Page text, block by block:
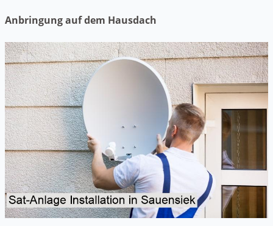
Anbringung auf dem Hausdach